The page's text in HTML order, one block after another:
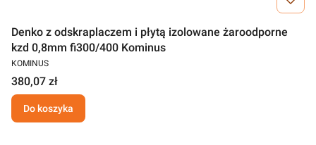
Denko z odskraplaczem i płytą izolowane żaroodporne
kzd 0,8mm fi300/400 Kominus
KOMINUS
380,07 zł
Do koszyka